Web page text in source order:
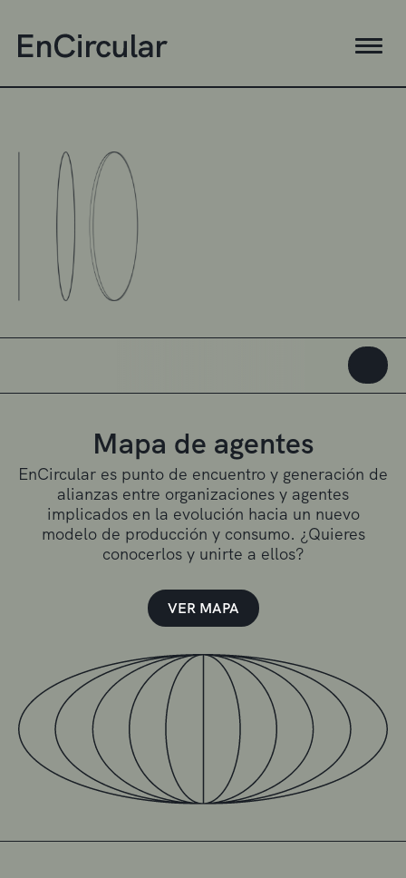
Mapa de agentes
EnCircular es punto de encuentro y generación de
alianzas entre organizaciones y agentes
implicados en la evolución hacia un nuevo
modelo de producción y consumo. ¿Quieres
conocerlos y unirte a ellos?
VER MAPA